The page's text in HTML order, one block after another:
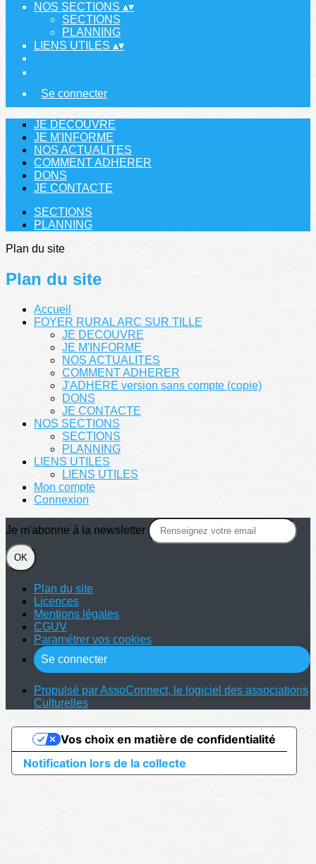
NOS SECTIONS ▴▾
SECTIONS
PLANNING
LIENS UTILES ▴▾
Se connecter
JE DECOUVRE
JE M'INFORME
NOS ACTUALITES
COMMENT ADHERER
DONS
JE CONTACTE
SECTIONS
PLANNING
Plan du site
Plan du site
Accueil
FOYER RURAL ARC SUR TILLE
JE DECOUVRE
JE M'INFORME
NOS ACTUALITES
COMMENT ADHERER
J'ADHERE version sans compte (copie)
DONS
JE CONTACTE
NOS SECTIONS
SECTIONS
PLANNING
LIENS UTILES
LIENS UTILES
Mon compte
Connexion
Je m'abonne à la newsletter
OK
Plan du site
Licences
Mentions légales
CGUV
Paramétrer vos cookies
Se connecter
Propulsé par AssoConnect, le logiciel des associations
Culturelles
Notification lors de la collecte
Vos choix en matière de confidentialité